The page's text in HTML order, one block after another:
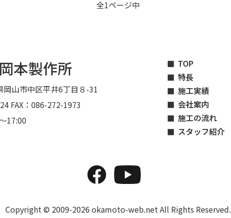
全1ページ中
本製作所
岡山市中区平井6丁目８-31
FAX：086-272-1973
17:00
TOP
特長
施工実績
会社案内
施工の流れ
スタッフ紹介
Copyright © 2009-2026 okamoto-web.net All Rights Reserved.